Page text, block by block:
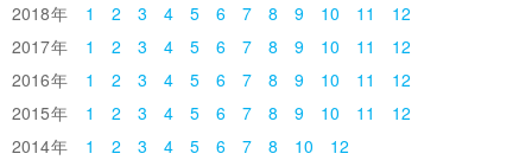
2018
1 2 3 4 5 6 7 8 9 10 11
12
2017
1 2 3 4 5 6 7 8 9 10 11
12
2016
1 2 3 4 5 6 7 8 9 10 11
12
2015
1 2 3 4 5 6 7 8 9 10 11
12
2014
1 2 3 4 5 6 7 8 10
12